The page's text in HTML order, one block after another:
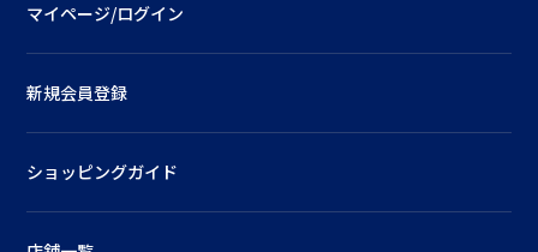
マイページ/ログイン
新規会員登録
ショッピングガイド